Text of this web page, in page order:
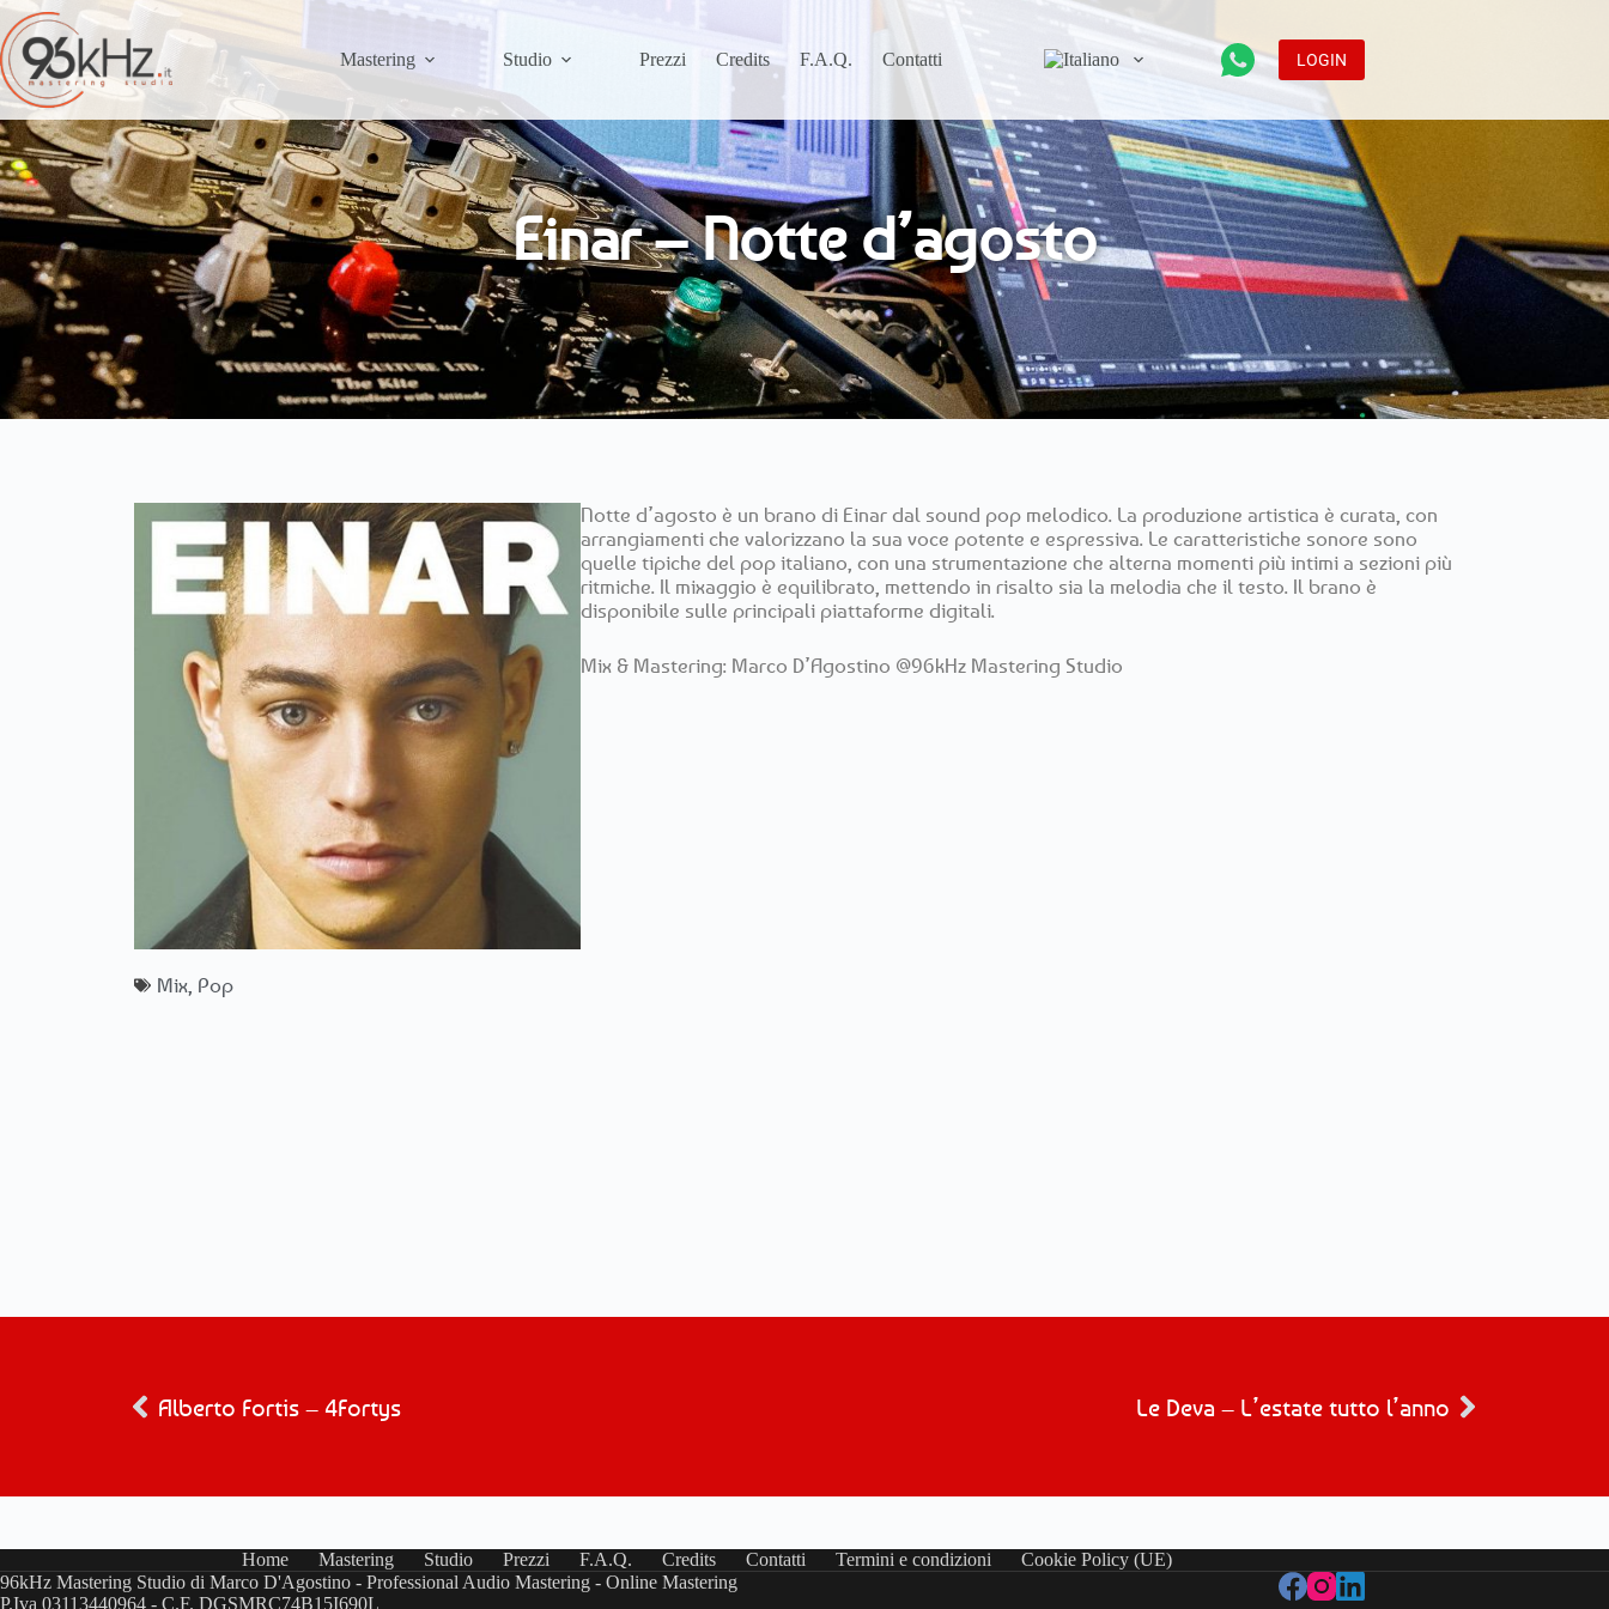
Mastering Studio Prezzi Credits F.A.Q. Contatti LOGIN
Einar – Notte d’agosto
Notte d’agosto è un brano di Einar dal sound pop melodico. La produzione artistica è curata, con
arrangiamenti che valorizzano la sua voce potente e espressiva. Le caratteristiche sonore sono
quelle tipiche del pop italiano, con una strumentazione che alterna momenti più intimi a sezioni più
ritmiche. Il mixaggio è equilibrato, mettendo in risalto sia la melodia che il testo. Il brano è
disponibile sulle principali piattaforme digitali.
Mix & Mastering: Marco D’Agostino @96kHz Mastering Studio
Mix, Pop
Alberto Fortis – 4Fortys Le Deva – L’estate tutto l’anno
Home Mastering Studio Prezzi F.A.Q. Credits Contatti Termini e condizioni
Cookie Policy (UE)
96kHz Mastering Studio di Marco D'Agostino - Professional Audio Mastering - Online Mastering
P.Iva 03113440964 - C.F. DGSMRC74B15I690L